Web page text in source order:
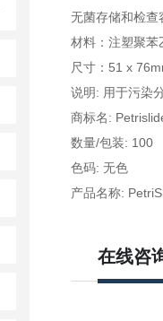
无菌存储和检查
材料：注塑聚苯
尺寸：51 x
说明: 用于污染
商标名:
数量/包装: 100
色码: 无色
产品名称:
在线咨